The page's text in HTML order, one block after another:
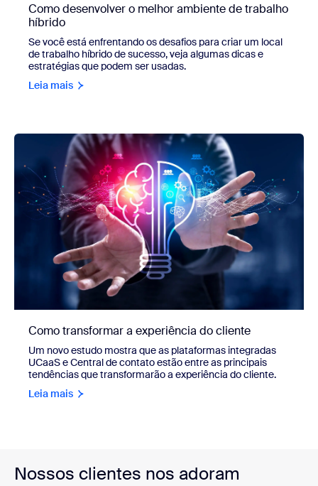
Como desenvolver o melhor ambiente de trabalho
híbrido
Se você está enfrentando os desafios para criar um local
de trabalho híbrido de sucesso, veja algumas dicas e
estratégias que podem ser usadas.
Leia mais
Como transformar a experiência do cliente
Um novo estudo mostra que as plataformas integradas
UCaaS e Central de contato estão entre as principais
tendências que transformarão a experiência do cliente.
Leia mais
Nossos clientes nos adoram